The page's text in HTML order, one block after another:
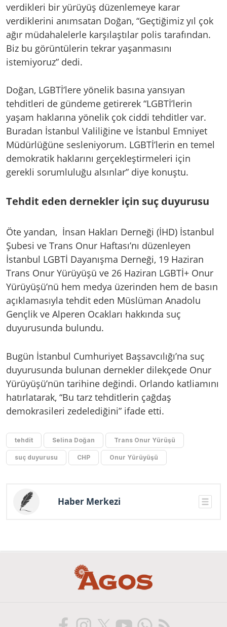
verdikleri bir yürüyüş düzenlemeye karar
verdiklerini anımsatan Doğan, “Geçtiğimiz yıl çok
ağır müdahalelerle karşılaştılar polis tarafından.
Biz bu görüntülerin tekrar yaşanmasını
istemiyoruz” dedi.
Doğan, LGBTİ’lere yönelik basına yansıyan
tehditleri de gündeme getirerek “LGBTİ’lerin
yaşam haklarına yönelik çok ciddi tehditler var.
Buradan İstanbul Valiliğine ve İstanbul Emniyet
Müdürlüğüne sesleniyorum. LGBTİ’lerin en temel
demokratik haklarını gerçekleştirmeleri için
gerekli sorumluluğu alsınlar” diye konuştu.
Tehdit eden dernekler için suç duyurusu
Öte yandan, İnsan Hakları Derneği (İHD) İstanbul
Şubesi ve Trans Onur Haftası’nı düzenleyen
İstanbul LGBTİ Dayanışma Derneği, 19 Haziran
Trans Onur Yürüyüşü ve 26 Haziran LGBTİ+ Onur
Yürüyüşü’nü hem medya üzerinden hem de basın
açıklamasıyla tehdit eden Müslüman Anadolu
Gençlik ve Alperen Ocakları hakkında suç
duyurusunda bulundu.
Bugün İstanbul Cumhuriyet Başsavcılığı’na suç
duyurusunda bulunan dernekler dilekçede Onur
Yürüyüşü’nün tarihine değindi. Orlando katliamını
hatırlatarak, “Bu tarz tehditlerin çağdaş
demokrasileri zedelediğini” ifade etti.
tehdit Selina Doğan Trans Onur Yürüşü
suç duyurusu CHP Onur Yürüyüşü
Haber Merkezi